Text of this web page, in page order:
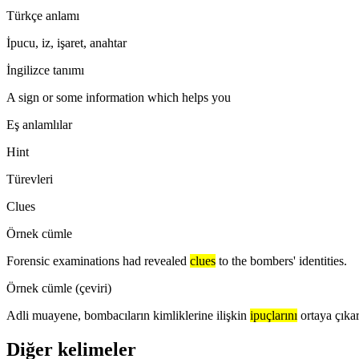
Türkçe anlamı
İpucu, iz, işaret, anahtar
İngilizce tanımı
A sign or some information which helps you
Eş anlamlılar
Hint
Türevleri
Clues
Örnek cümle
Forensic examinations had revealed clues to the bombers' identities.
Örnek cümle (çeviri)
Adli muayene, bombacıların kimliklerine ilişkin ipuçlarını ortaya
Diğer kelimeler